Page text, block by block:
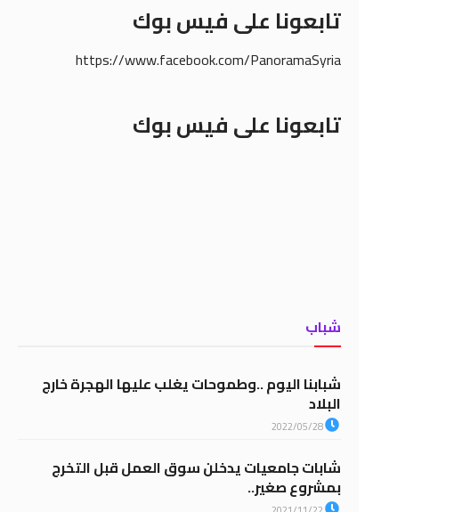
تابعونا على فيس بوك
https://www.facebook.com/PanoramaSyria
تابعونا على فيس بوك
شباب
شبابنا اليوم ..وطموحات يغلب عليها الهجرة خارج
البلاد
2022/05/28
شابات جامعيات يدخلن سوق العمل قبل التخرج
بمشروع صغير..